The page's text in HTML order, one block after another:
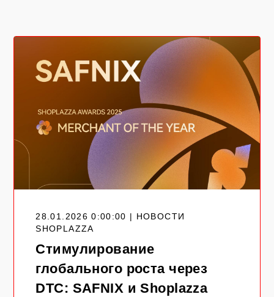
28.01.2026 0:00:00 | НОВОСТИ
SHOPLAZZA
Стимулирование
глобального роста через
DTC: SAFNIX и Shoplazza